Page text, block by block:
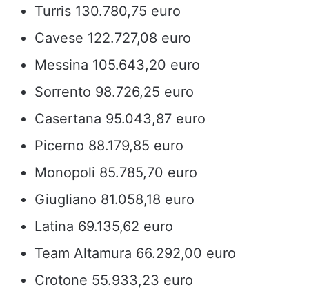
Turris 130.780,75 euro
Cavese 122.727,08 euro
Messina 105.643,20 euro
Sorrento 98.726,25 euro
Casertana 95.043,87 euro
Picerno 88.179,85 euro
Monopoli 85.785,70 euro
Giugliano 81.058,18 euro
Latina 69.135,62 euro
Team Altamura 66.292,00 euro
Crotone 55.933,23 euro